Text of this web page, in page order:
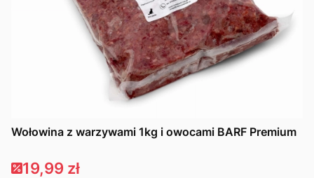
Wołowina z warzywami 1kg i owocami BARF Premium
Cena promocyjna
19,99 zł